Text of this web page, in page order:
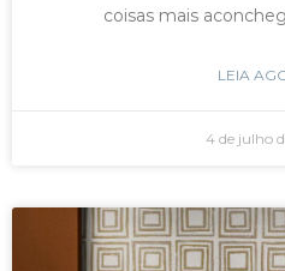
coisas mais
LEIA
4 de julho